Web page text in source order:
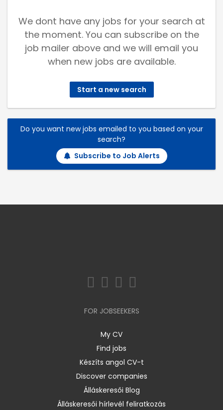
We dont have any jobs for your search at
the moment. You can subscribe on the
job mailer above and we will email you
when new jobs are available.
Start a new search
Do you want new jobs emailed to you based on your
search?
Subscribe to Job Alerts
FOR JOBSEEKERS
My CV
Find jobs
Készíts angol CV-t
Discover companies
Álláskeresői Blog
Álláskeresői hírlevél feliratkozás